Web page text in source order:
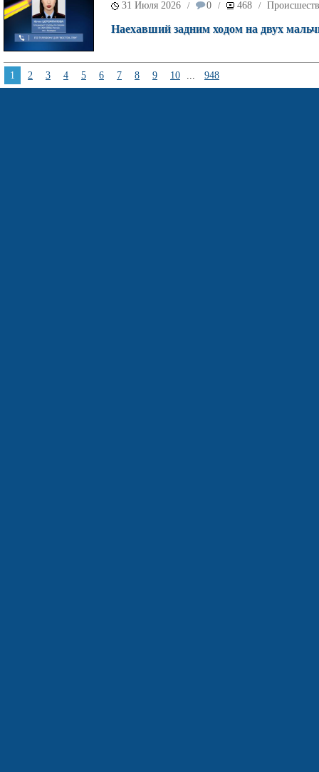
31 Июля 2026 / 0 / 468 /
Наехавший задним ходом на двух
1 2 3 4 5 6 7 8 9 10 ... 948